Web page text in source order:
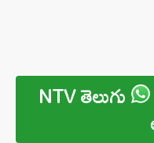
NTV తెలుగు